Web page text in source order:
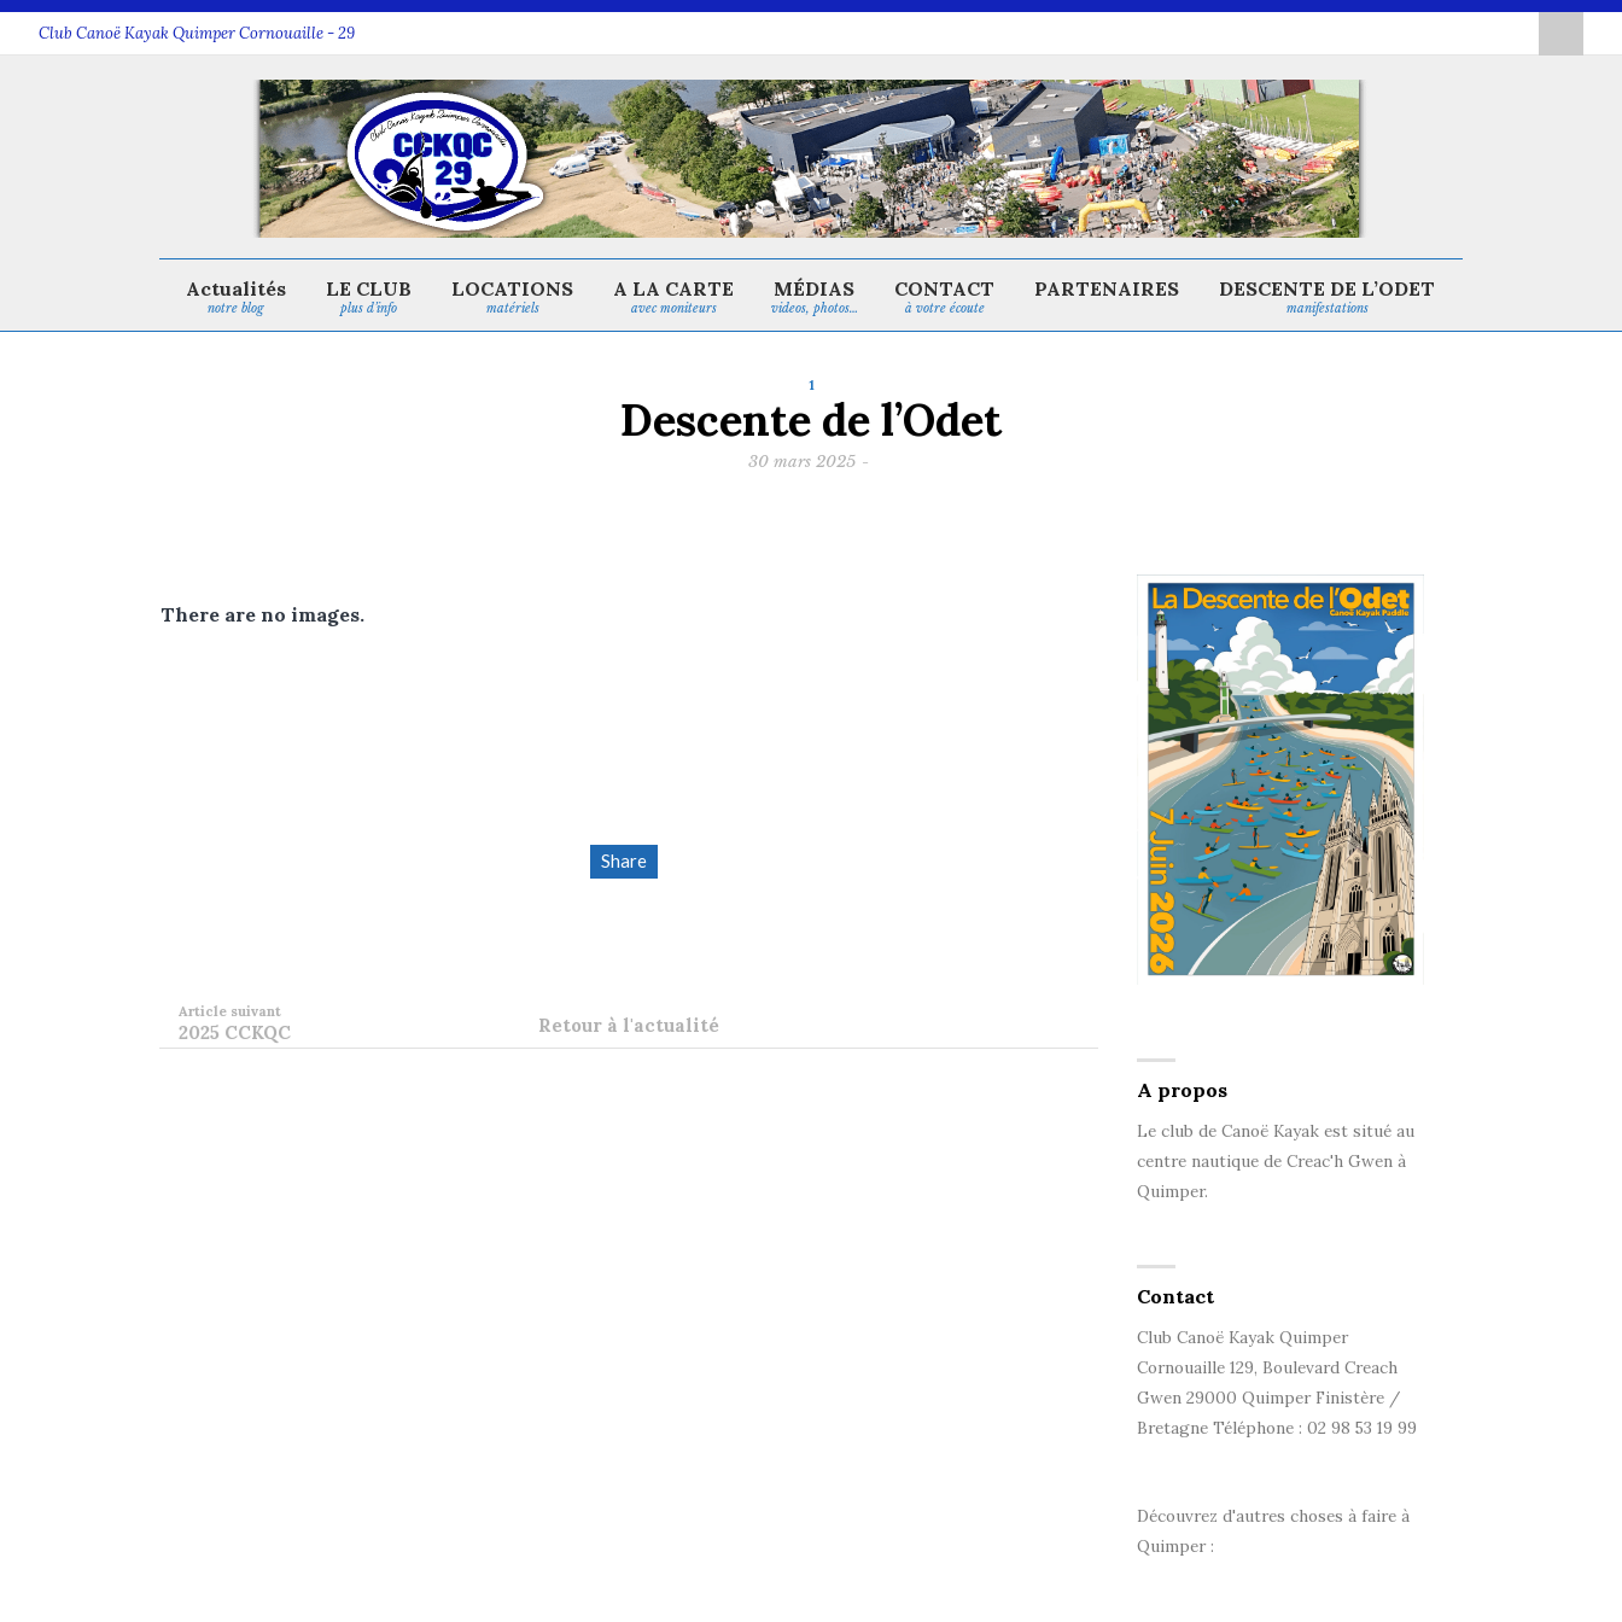
Club Canoë Kayak Quimper Cornouaille - 29
notre blog
Actualités
plus d’info
LE CLUB
matériels
LOCATIONS
avec moniteurs
A LA CARTE
videos, photos…
MÉDIAS
à votre écoute
CONTACT PARTENAIRES
manifestations
DESCENTE DE L’ODET
1
Descente de l’Odet
30 mars 2025 -
There are no images.
Share
Article suivant
2025 CCKQC Retour à l'actualité
A propos
Le club de Canoë Kayak est situé au
centre nautique de Creac'h Gwen à
Quimper.
Contact
Club Canoë Kayak Quimper
Cornouaille 129, Boulevard Creach
Gwen 29000 Quimper Finistère /
Bretagne Téléphone : 02 98 53 19 99
Découvrez d'autres choses à faire à
Quimper :